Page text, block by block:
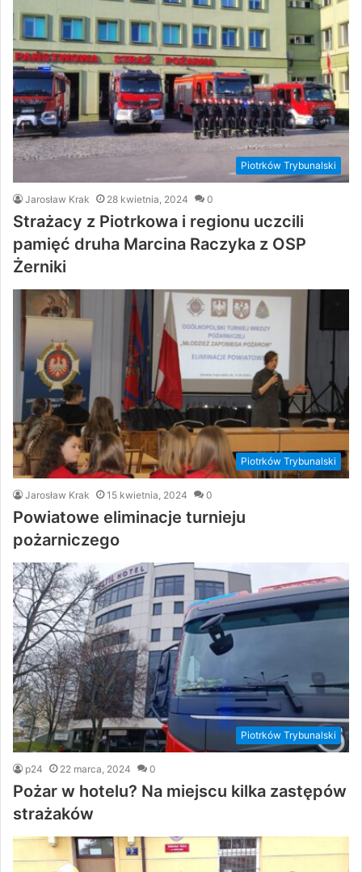
Piotrków Trybunalski
Jarosław Krak 28 kwietnia, 2024 0
Strażacy z Piotrkowa i regionu uczcili
pamięć druha Marcina Raczyka z OSP
Żerniki
Piotrków Trybunalski
Jarosław Krak 15 kwietnia, 2024 0
Powiatowe eliminacje turnieju
pożarniczego
Piotrków Trybunalski
p24 22 marca, 2024 0
Pożar w hotelu? Na miejscu kilka zastępów
strażaków